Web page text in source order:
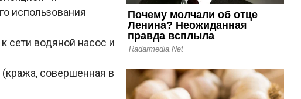
использования
сети водяной насос и
(кража, совершенная в